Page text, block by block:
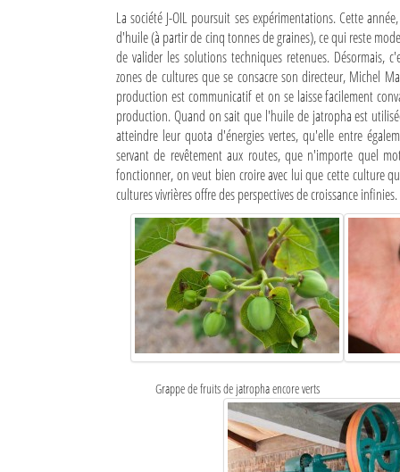
La société J-OIL poursuit ses expérimentations. Cette
d'huile (à partir de cinq tonnes de graines), ce qui reste
de valider les solutions techniques retenues. Désormais,
zones de cultures que se consacre son directeur, Michel
production est communicatif et on se laisse facilement
production. Quand on sait que l'huile de jatropha est
atteindre leur quota d'énergies vertes, qu'elle entre
servant de revêtement aux routes, que n'importe quel
fonctionner, on veut bien croire avec lui que cette culture
cultures vivrières offre des perspectives de croissance infinies.
Grappe de fruits de jatropha encore verts